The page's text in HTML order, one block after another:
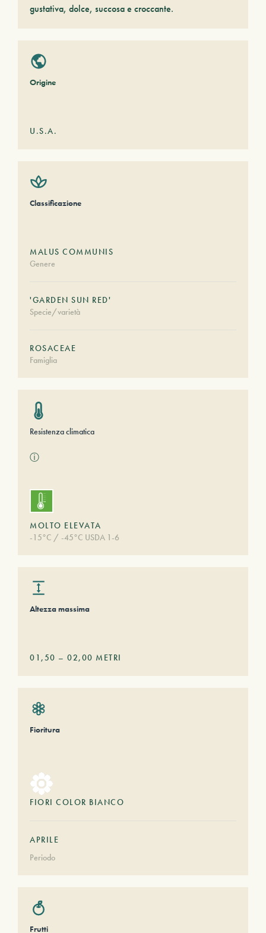
gustativa, dolce, succosa e croccante.
Origine
U.S.A.
Classificazione
MALUS COMMUNIS
Genere
'GARDEN SUN RED'
Specie/varietà
ROSACEAE
Famiglia
Resistenza climatica
ⓘ
MOLTO ELEVATA
-15°C / -45°C USDA 1-6
Altezza massima
01,50 – 02,00 METRI
Fioritura
FIORI COLOR BIANCO
APRILE
Periodo
Frutti